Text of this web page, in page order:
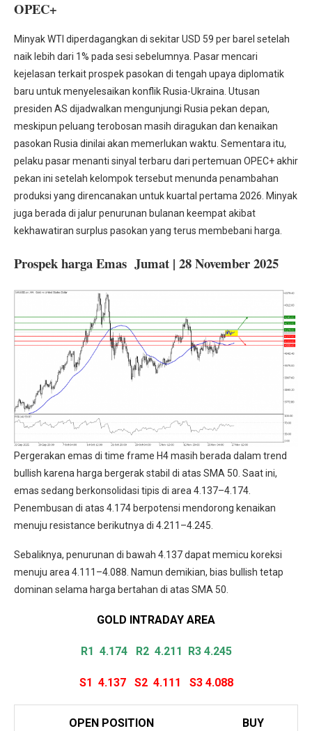
OPEC+
Minyak WTI diperdagangkan di sekitar USD 59 per barel setelah
naik lebih dari 1% pada sesi sebelumnya. Pasar mencari
kejelasan terkait prospek pasokan di tengah upaya diplomatik
baru untuk menyelesaikan konflik Rusia-Ukraina. Utusan
presiden AS dijadwalkan mengunjungi Rusia pekan depan,
meskipun peluang terobosan masih diragukan dan kenaikan
pasokan Rusia dinilai akan memerlukan waktu. Sementara itu,
pelaku pasar menanti sinyal terbaru dari pertemuan OPEC+ akhir
pekan ini setelah kelompok tersebut menunda penambahan
produksi yang direncanakan untuk kuartal pertama 2026. Minyak
juga berada di jalur penurunan bulanan keempat akibat
kekhawatiran surplus pasokan yang terus membebani harga.
Prospek harga Emas Jumat | 28 November 2025
Pergerakan emas di time frame H4 masih berada dalam trend
bullish karena harga bergerak stabil di atas SMA 50. Saat ini,
emas sedang berkonsolidasi tipis di area 4.137–4.174.
Penembusan di atas 4.174 berpotensi mendorong kenaikan
menuju resistance berikutnya di 4.211–4.245.
Sebaliknya, penurunan di bawah 4.137 dapat memicu koreksi
menuju area 4.111–4.088. Namun demikian, bias bullish tetap
dominan selama harga bertahan di atas SMA 50.
GOLD INTRADAY AREA
R1 4.174 R2 4.211 R3 4.245
S1 4.137S2 4.111 S3 4.088
OPEN POSITION BUY